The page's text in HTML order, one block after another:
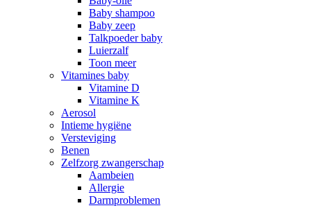
Baby shampoo
Baby zeep
Talkpoeder baby
Luierzalf
Toon meer
Vitamines baby
Vitamine D
Vitamine K
Aerosol
Intieme hygiëne
Versteviging
Benen
Zelfzorg zwangerschap
Aambeien
Allergie
Darmproblemen